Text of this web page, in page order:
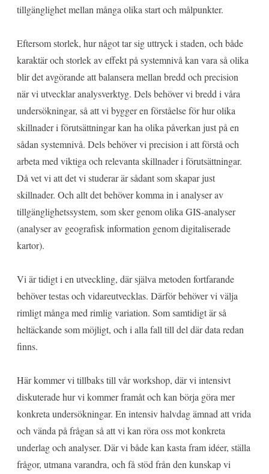
tillgänglighet mellan många olika start och målpunkter.
Eftersom storlek, hur något tar sig uttryck i staden, och både
karaktär och storlek av effekt på systemnivå kan vara så olika
blir det avgörande att balansera mellan bredd och precision
när vi utvecklar analysverktyg. Dels behöver vi bredd i våra
undersökningar, så att vi bygger en förståelse för hur olika
skillnader i förutsättningar kan ha olika påverkan just på en
sådan systemnivå. Dels behöver vi precision i att förstå och
arbeta med viktiga och relevanta skillnader i förutsättningar.
Då vet vi att det vi studerar är sådant som skapar just
skillnader. Och allt det behöver komma in i analyser av
tillgänglighetssystem, som sker genom olika GIS-analyser
(analyser av geografisk information genom digitaliserade
kartor).
Vi är tidigt i en utveckling, där själva metoden fortfarande
behöver testas och vidareutvecklas. Därför behöver vi välja
rimligt många med rimlig variation. Som samtidigt är så
heltäckande som möjligt, och i alla fall till del där data redan
finns.
Här kommer vi tillbaks till vår workshop, där vi intensivt
diskuterade hur vi kommer framåt och kan börja göra mer
konkreta undersökningar. En intensiv halvdag ämnad att vrida
och vända på frågan så att vi kan röra oss mot konkreta
underlag och analyser. Där vi både kan kasta fram idéer, ställa
frågor, utmana varandra, och få stöd från den kunskap vi